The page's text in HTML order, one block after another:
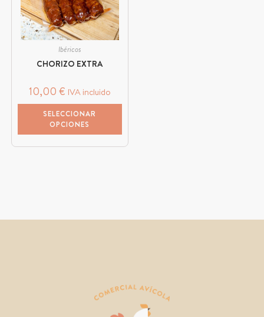
Ibéricos
CHORIZO EXTRA
10,00 € IVA incluido
SELECCIONAR
OPCIONES